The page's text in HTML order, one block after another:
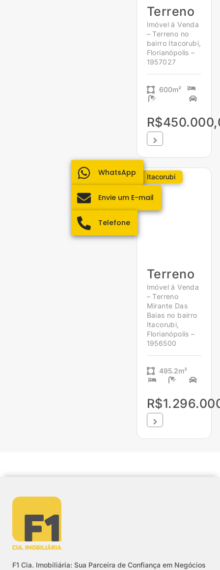
Terreno
Imóvel á Venda
– Terreno no
bairro Itacorubi,
Florianópolis –
1957027
600m²
Itacorubi
Terreno
Imóvel á Venda
– Terreno
Mirante Das
Baias no bairro
Itacorubi,
Florianópolis –
1956500
495.2m²
F1 Cia. Imobiliária: Sua Parceira de Confiança em Negócios
WhatsApp
Envie um E-mail
Telefone